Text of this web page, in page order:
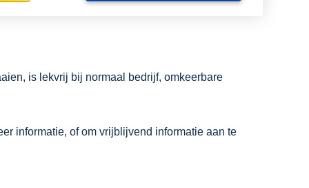
is lekvrij bij normaal bedrijf, omkeerbare
informatie, of om vrijblijvend informatie aan te